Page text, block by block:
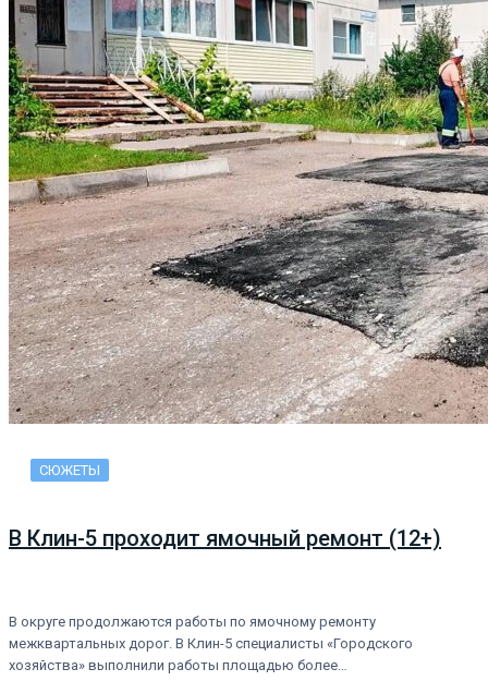
СЮЖЕТЫ
В Клин-5 проходит ямочный ремонт (12+)
В округе продолжаются работы по ямочному ремонту
межквартальных дорог. В Клин-5 специалисты «Городского
хозяйства» выполнили работы площадью более…